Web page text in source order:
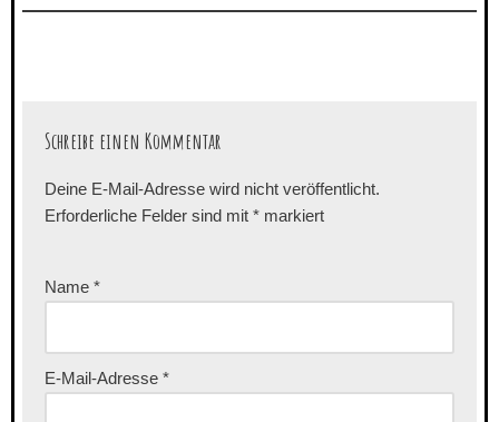
Schreibe einen Kommentar
Deine E-Mail-Adresse wird nicht veröffentlicht.
Erforderliche Felder sind mit * markiert
Name *
E-Mail-Adresse *